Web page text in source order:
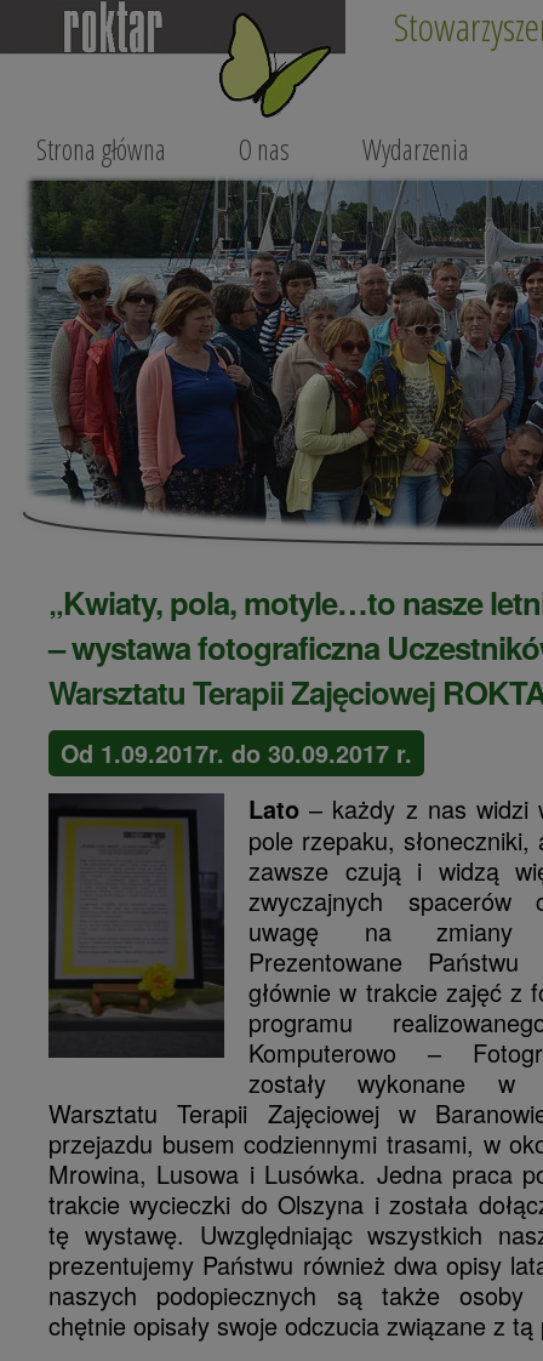
Strona główna O nas Wydarzenia
„Kwiaty, pola, motyle…to nasze
– wystawa fotograficzna
Warsztatu Terapii Zajęciowej
Od 1.09.2017r. do 30.09.2017 r.
Lato– każdy z nas widzi
pole rzepaku,
zawsze czują i widzą
zwyczajnych spacerów
uwagę na zmiany
Prezentowane Państwu
głównie w trakcie zajęć z
programu
Komputerowo –
zostały wykonane w
Warsztatu Terapii Zajęciowej w
przejazdu busem codziennymi trasami, w
Mrowina, Lusowa i Lusówka. Jedna praca
trakcie wycieczki do Olszyna i została
tę wystawę. Uwzględniając wszystkich
prezentujemy Państwu również dwa opisy
naszych podopiecznych są także osoby
chętnie opisały swoje odczucia związane z